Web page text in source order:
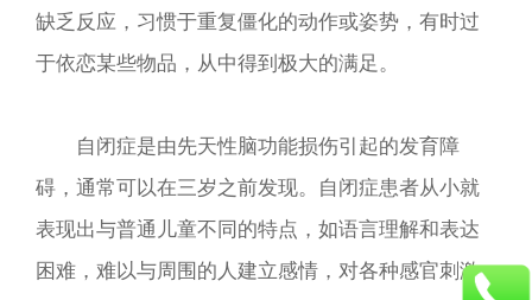
缺乏反应，习惯于重复僵化的动作或姿势，有时过
于依恋某些物品，从中得到极大的满足。
自闭症是由先天性脑功能损伤引起的发育障
碍，通常可以在三岁之前发现。自闭症患者从小就
表现出与普通儿童不同的特点，如语言理解和表达
困难，难以与周围的人建立感情，对各种感官刺激